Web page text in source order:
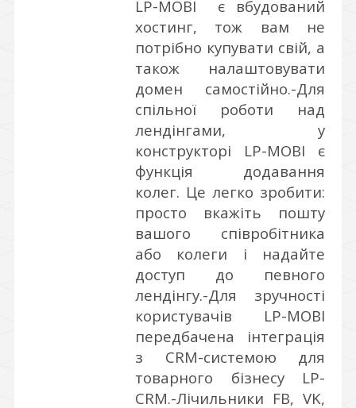
LP-MOBI є вбудований
хостинг, тож вам не
потрібно купувати свій, а
також налаштовувати
домен самостійно.-Для
спільної роботи над
лендінгами, у
конструкторі LP-MOBI є
функція додавання
колег. Це легко зробити:
просто вкажіть пошту
вашого співробітника
або колеги і надайте
доступ до певного
лендінгу.-Для зручності
користувачів LP-MOBI
передбачена інтеграція
з CRM-системою для
товарного бізнесу LP-
CRM.-Лічильники FB, VK,